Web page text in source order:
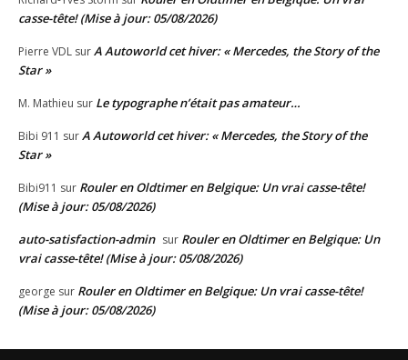
casse-tête! (Mise à jour: 05/08/2026)
Pierre VDL surA Autoworld cet hiver: « Mercedes, the Story of the
Star »
M. Mathieu sur Le typographe n’était pas amateur…
Bibi 911 surA Autoworld cet hiver: « Mercedes, the Story of the
Star »
Bibi911 sur Rouler en Oldtimer en Belgique: Un vrai casse-tête!
(Mise à jour: 05/08/2026)
auto-satisfaction-admin sur Rouler en Oldtimer en Belgique: Un
vrai casse-tête! (Mise à jour: 05/08/2026)
george sur Rouler en Oldtimer en Belgique: Un vrai casse-tête!
(Mise à jour: 05/08/2026)